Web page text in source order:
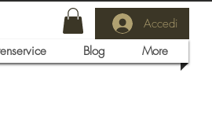
Accedi
Blog More